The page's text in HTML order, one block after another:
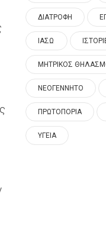
ΔΙΑΤΡΟΦΗ
ΙΑΣΩ
ΜΗΤΡΙΚΟΣ
ΝΕΟΓΕΝΝΗΤΟ
ΠΡΩΤΟΠΟΡΙΑ
ΥΓΕΙΑ